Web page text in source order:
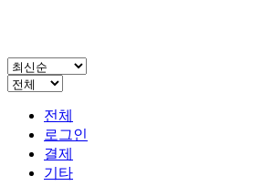
전체
로그인
결제
기타